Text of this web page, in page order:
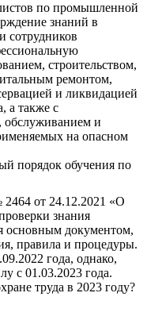
по промышленной
знаний в
сотрудников
строительством,
ремонтом,
и ликвидацией
а также с
обслуживанием и
на опасном
порядок обучения по
от 24.12.2021 «О
знания
основным документом,
правила и процедуры.
года, однако,
с 01.03.2023 года.
труда в 2023 году?